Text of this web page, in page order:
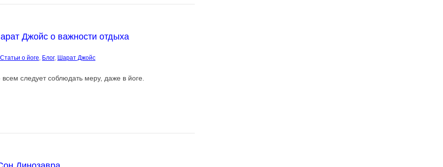
Джойс о важности отдыха
Cтатьи о йоге, Блог, Шарат Джойс
всем следует соблюдать меру, даже в йоге.